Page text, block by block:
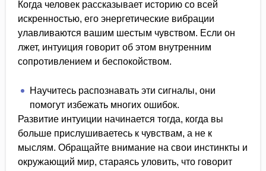
Когда человек рассказывает историю со всей
искренностью, его энергетические вибрации
улавливаются вашим шестым чувством. Если он
лжет, интуиция говорит об этом внутренним
сопротивлением и беспокойством.
Научитесь распознавать эти сигналы, они
помогут избежать многих ошибок.
Развитие интуиции начинается тогда, когда вы
больше прислушиваетесь к чувствам, а не к
мыслям. Обращайте внимание на свои инстинкты и
окружающий мир, стараясь уловить, что говорит